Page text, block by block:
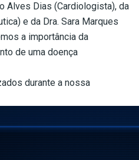
Alves Dias (Cardiologista), da
e da Dra. Sara Marques
a importância da
de uma doença
durante a nossa